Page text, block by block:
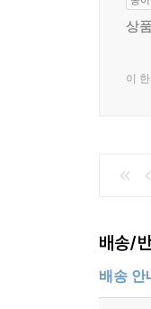
상
이
배송/
배송 안